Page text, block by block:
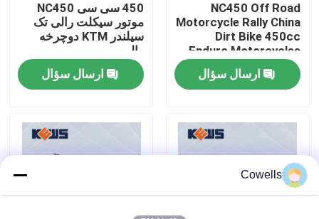
با ما تماس بگیرید
وبلاگ
موتور سیکلت اندرو 4 سکته مغزی
موتور سیکلت اندرو دو زمانه
NC450 Off Road
Motorcycle Rally China
Dirt Bike 450cc
Enduro Motorcycles
ارسال سؤال
450 سی سی NC450
موتور سیکلت رالی تک
سیلندر KTM دوچرخه
رالی
ارسال سؤال
Cowells